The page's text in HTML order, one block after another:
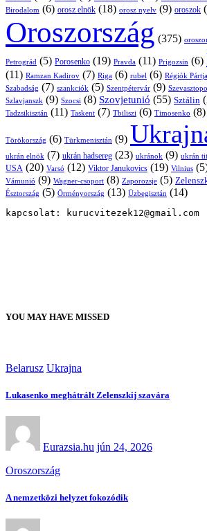
Birodalom (6) orosz elnök (18) orosz nyelv (9) oroszok
Oroszország (375)
Petrográd (5) Porosenko (19) Pravda (11) Prigozsin (6)
(11) Ramzan Kadirov (7) Riga (6) rubel (6) Régiók Pártja
Szabadság (7) szankciók (5) Szentpétervár (9)
Szlavjanszk (9) Szocsi (8) Szovjetunió (55) Sztálin
Tadzsikisztán (11) Taskent (7) Tbiliszi (6) Timosenko (8)
Törökország (6) Türkmenisztán (9)
ukrán elnök (7) ukrán hadsereg (23) ukránok (9) ukrán
USA (20) Varsó (12) Viktor Janukovics (19) Vilnius
Vámunió (9) Wagner-csoport (8) Zaporozsje (5)
Észtország (5) Örményország (13) Üzbegisztán (14)
kapcsolat: kurucvitezek12@gmail.com
YOU MAY HAVE MISSED
Belarusz Ukrajna
Lukasenko meghátrált Zelenszkij szavára
Eurazsia.hu jún 24, 2026
Oroszország
A nemzetközi helyzet fokozódik